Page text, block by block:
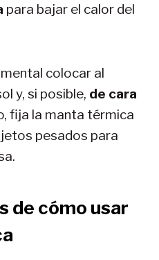
para bajar el calor del
colocar al
y, si posible, de cara
fija la manta térmica
pesados para
de cómo usar